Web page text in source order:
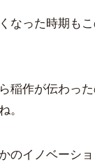
なった時期も
稲作が伝わっ
。
のイノベーショ